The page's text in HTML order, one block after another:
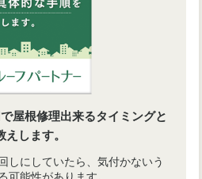
屋根修理出来るタイミングと
します。
しにしていたら、気付かないう